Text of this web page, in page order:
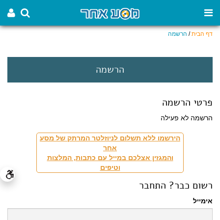
דף הבית/ הרשמה
הרשמה
פרטי הרשמה
הרשמה לא פעילה
הירשמו ללא תשלום לניוזלטר המרתק של מסע
אחר
והמגזין אצלכם במייל עם כתבות, המלצות
וטיפים
רשום כבר? התחבר
אימייל